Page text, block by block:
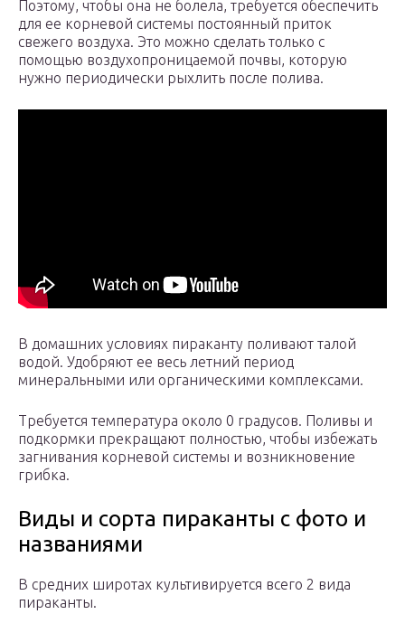
Поэтому, чтобы она не болела, требуется обеспечить
для ее корневой системы постоянный приток
свежего воздуха. Это можно сделать только с
помощью воздухопроницаемой почвы, которую
нужно периодически рыхлить после полива.
В домашних условиях пираканту поливают талой
водой. Удобряют ее весь летний период
минеральными или органическими комплексами.
Требуется температура около 0 градусов. Поливы и
подкормки прекращают полностью, чтобы избежать
загнивания корневой системы и возникновение
грибка.
Виды и сорта пираканты с фото и
названиями
В средних широтах культивируется всего 2 вида
пираканты.